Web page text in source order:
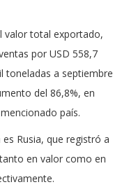
valor total exportado,
por USD 558,7
toneladas a septiembre
del 86,8%, en
país.
Rusia, que registró a
en valor como en